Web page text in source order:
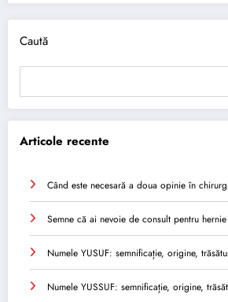
Caută
Articole recente
Când este necesară a doua opinie în
Semne că ai nevoie de consult pentru
Numele YUSUF: semnificație, origine,
Numele YUSSUF: semnificație, origine,